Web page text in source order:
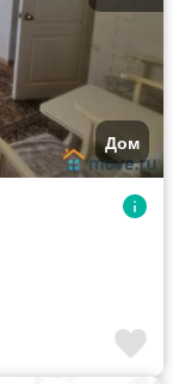
Дом